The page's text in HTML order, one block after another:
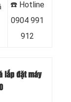
☎️ Hotline
0904 991
912
lắp đặt máy